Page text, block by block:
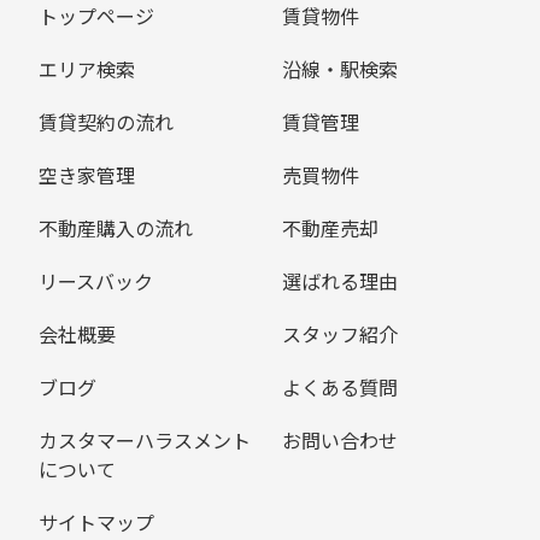
トップページ
賃貸物件
エリア検索
沿線・駅検索
賃貸契約の流れ
賃貸管理
空き家管理
売買物件
不動産購入の流れ
不動産売却
リースバック
選ばれる理由
会社概要
スタッフ紹介
ブログ
よくある質問
カスタマーハラスメント
について
お問い合わせ
サイトマップ